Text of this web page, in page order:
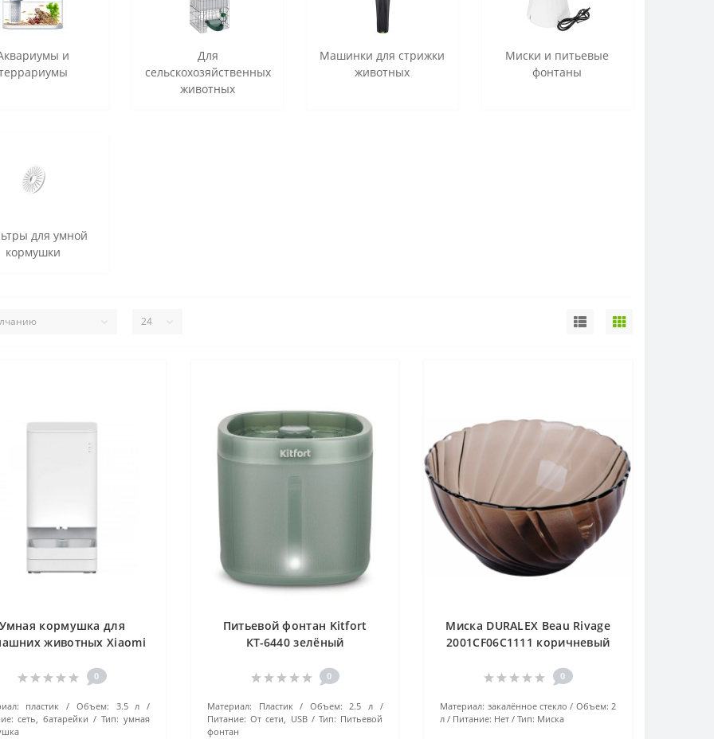
и
Для
сельскохозяйственных
животных
Машинки для стрижки
животных
Миски и питьевые
фонтаны
для умной
кормушки
кормушка для
животных Xiaomi
0
пластик Объем:
3.5 л
сеть, батарейки Тип: умная
Питьевой фонтан Kitfort
КТ-6440 зелёный
0
Материал: Пластик Объем:
2.5 л
Питание: От сети, USB Тип: Питьевой
фонтан
Миска DURALEX Beau Rivage
2001CF06C1111 коричневый
0
Материал: закалённое стекло Объем: 2
л
Питание: Нет Тип: Миска